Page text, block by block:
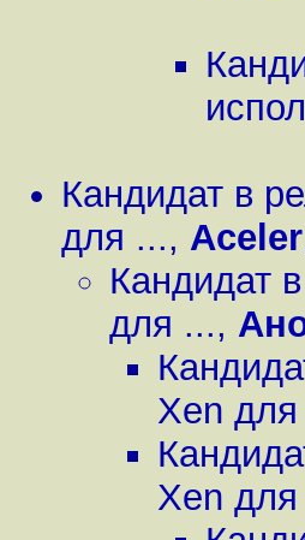
Кандидат в
для ..., Aceler
Кандидат
для ...,
Xen для
Xen для